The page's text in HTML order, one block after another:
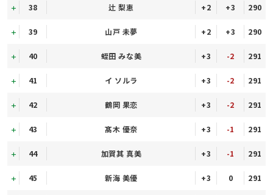
38 辻 梨恵 +2 +3 290
39 山戸 未夢 +2 +3 290
40 蛭田 みな美 +3 -2 291
41 イ ソルラ +3 -2 291
42 鶴岡 果恋 +3 -2 291
43 髙木 優奈 +3 -1 291
44 加賀其 真美 +3 -1 291
45 新海 美優 +3 0 291